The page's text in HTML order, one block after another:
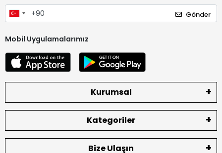
Gönder
Mobil Uygulamalarımız
Kurumsal
Kategoriler
Bize Ulaşın